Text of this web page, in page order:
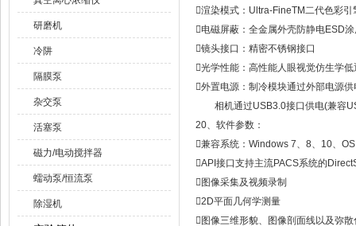
研磨机
冷阱
隔膜泵
杂交泵
活塞泵
磁力/电动搅拌器
蠕动泵/恒流泵
除湿机
渲染模式：Ultra-FineTM二代色彩引
电磁屏蔽：全金属外壳防静电ESD
镜头接口：精密不锈钢接口
光学性能：高性能人眼视觉仿生学
外置电源：制冷模块通过外部电源
相机通过USB3.0接口供电(兼容
20、软件参数：
兼容系统：Windows 7、8、10、
API接口支持主流PACS系统的
 图像采集及视频录制
2D平面几何学测量
 图像三维形貌、图像剖面线以及弥